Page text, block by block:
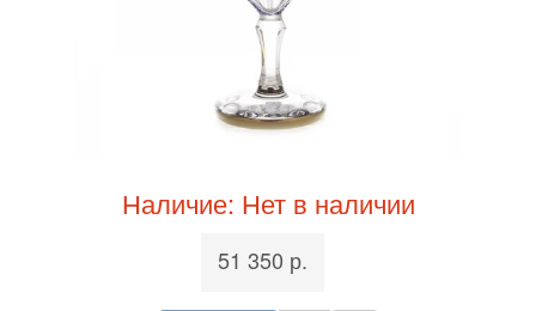
Наличие: Нет в наличии
51 350 р.